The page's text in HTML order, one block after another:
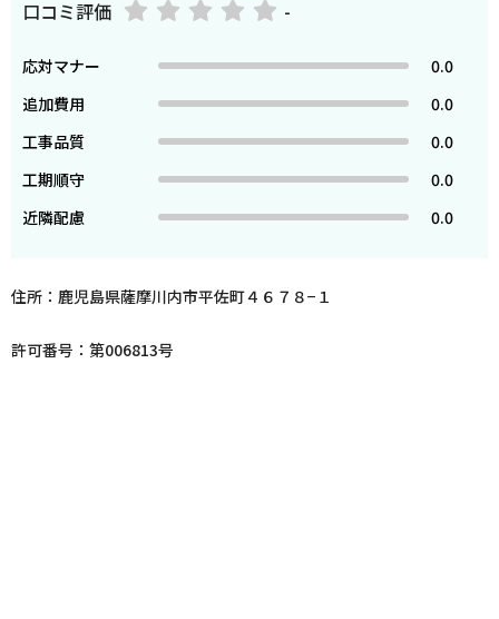
口コミ評価 -
応対マナー
0.0
追加費用
0.0
工事品質
0.0
工期順守
0.0
近隣配慮
0.0
住所：鹿児島県薩摩川内市平佐町４６７８−１
許可番号：第006813号